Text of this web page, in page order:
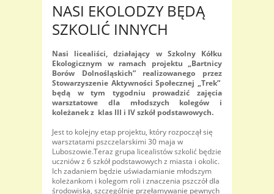
NASI EKOLODZY BĘDĄ
SZKOLIĆ INNYCH
Nasi licealiści, działający w Szkolny Kółku
Ekologicznym w ramach projektu „Bartnicy
Borów Dolnośląskich” realizowanego przez
Stowarzyszenie Aktywności Społecznej „Trek”
będą w tym tygodniu prowadzić zajęcia
warsztatowe dla młodszych kolegów i
koleżanek z klas III i IV szkół podstawowych.
Jest to kolejny etap projektu, który rozpoczął się
warsztatami pszczelarskimi 30 maja w
Luboszowie.Teraz grupa licealistów szkolić będzie
uczniów z 6 szkół podstawowych z miasta i okolic.
Ich zadaniem będzie uświadamianie młodszym
koleżankom i kolegom roli i znaczenia pszczół dla
środowiska, szczególnie przełamywanie pewnych